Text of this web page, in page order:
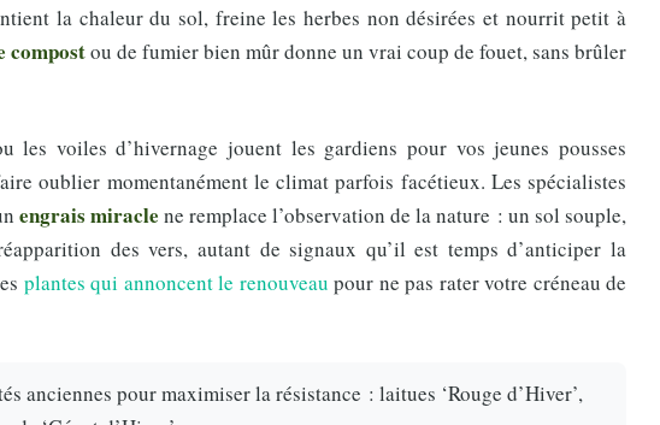
la chaleur du sol, freine les herbes non désirées et nourrit petit à
compostou de fumier bien mûr donne un vrai coup de fouet, sans brûler
les voiles d’hivernage jouent les gardiens pour vos jeunes pousses
oublier momentanément le climat parfois facétieux. Les spécialistes
engrais miracle ne remplace l’observation de la nature : un sol souple,
des vers, autant de signaux qu’il est temps d’anticiper la
plantes qui annoncent le renouveau pour ne pas rater votre créneau de
anciennes pour maximiser la résistance : laitues ‘Rouge d’Hiver’,